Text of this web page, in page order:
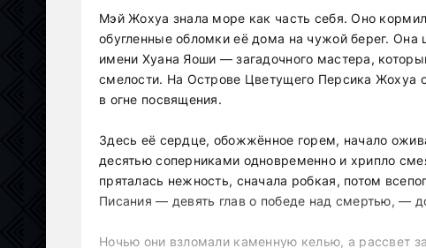
Мэй Жохуа знала море как часть себя. Оно
обугленные обломки её дома на чужой берег. Она
имени Хуана Яоши — загадочного мастера,
смелости. На Острове Цветущего Персика Жохуа
в огне посвящения.
Здесь её сердце, обожжённое горем, начало
десятью соперниками одновременно и хрипло
пряталась нежность, сначала робкая, потом
Писания — девять глав о победе над смертью, —
Ночью они взломали каменную келью, а рассвет